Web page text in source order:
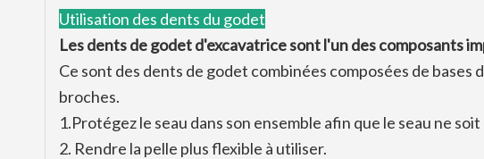
Utilisation des dents du godet
Les dents de godet d'excavatrice sont l'un des composants
Ce sont des dents de godet combinées composées de
broches.
1.Protégez le seau dans son ensemble afin que le seau ne
2. Rendre la pelle plus flexible à utiliser.